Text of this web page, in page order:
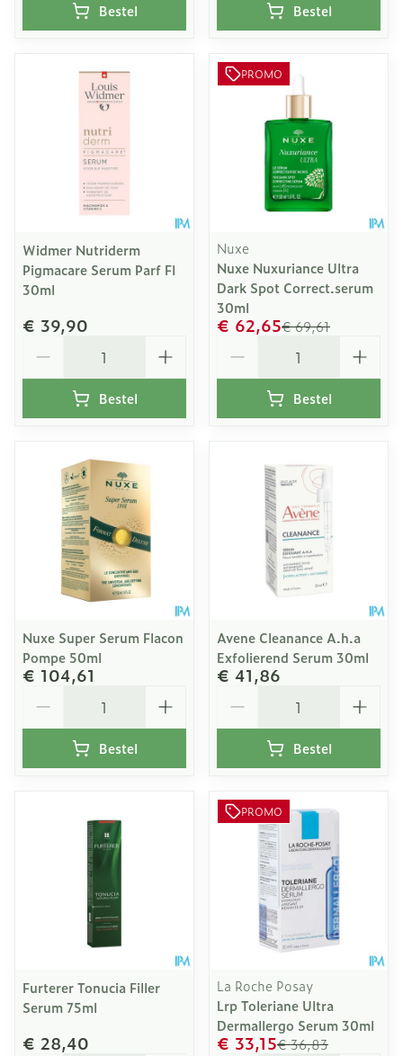
Bestel Bestel
Widmer Nutriderm
Pigmacare Serum Parf Fl
30ml
€ 39,90
Bestel
PROMO
Nuxe
Nuxe Nuxuriance Ultra
Dark Spot Correct.serum
30ml
€ 69,61
€ 62,65
Bestel
Nuxe Super Serum Flacon
Pompe 50ml
€ 104,61
Bestel
Avene Cleanance A.h.a
Exfolierend Serum 30ml
€ 41,86
Bestel
Furterer Tonucia Filler
Serum 75ml
€ 28,40
PROMO
La Roche Posay
Lrp Toleriane Ultra
Dermallergo Serum 30ml
€ 36,83
€ 33,15